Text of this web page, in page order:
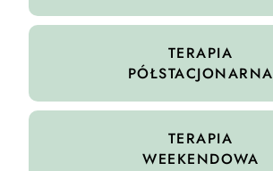
TERAPIA
PÓŁSTACJONARNA
TERAPIA
WEEKENDOWA